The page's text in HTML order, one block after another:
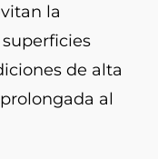
la
de alta
al